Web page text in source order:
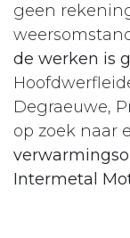
geen
de werken is
Degraeuwe,
op zoek naar
Intermetal